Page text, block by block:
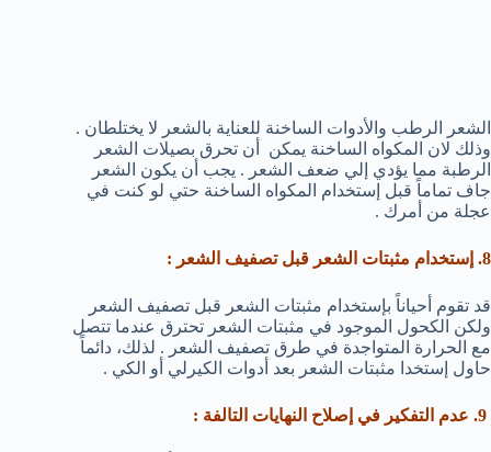
الشعر الرطب والأدوات الساخنة للعناية بالشعر لا يختلطان .
وذلك لان المكواه الساخنة يمكن أن تحرق بصيلات الشعر
الرطبة مما يؤدي إلي ضعف الشعر . يجب أن يكون الشعر
جاف تماماً قبل إستخدام المكواه الساخنة حتي لو كنت في
عجلة من أمرك .
8. إستخدام مثبتات الشعر قبل تصفيف الشعر :
قد تقوم أحياناً بإستخدام مثبتات الشعر قبل تصفيف الشعر
ولكن الكحول الموجود في مثبتات الشعر تحترق عندما تتصل
مع الحرارة المتواجدة في طرق تصفيف الشعر . لذلك، دائماً
حاول إستخدا مثبتات الشعر بعد أدوات الكيرلي أو الكي .